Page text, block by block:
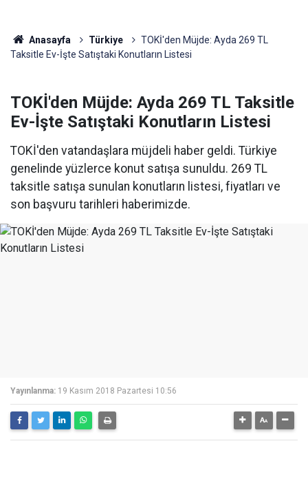
Anasayfa Türkiye
TOKİ'den Müjde: Ayda 269 TL
Taksitle Ev-İşte Satıştaki Konutların Listesi
TOKİ'den Müjde: Ayda 269 TL Taksitle
Ev-İşte Satıştaki Konutların Listesi
TOKİ'den vatandaşlara müjdeli haber geldi. Türkiye
genelinde yüzlerce konut satışa sunuldu. 269 TL
taksitle satışa sunulan konutların listesi, fiyatları ve
son başvuru tarihleri haberimizde.
Yayınlanma: 19 Kasım 2018 Pazartesi 10:56